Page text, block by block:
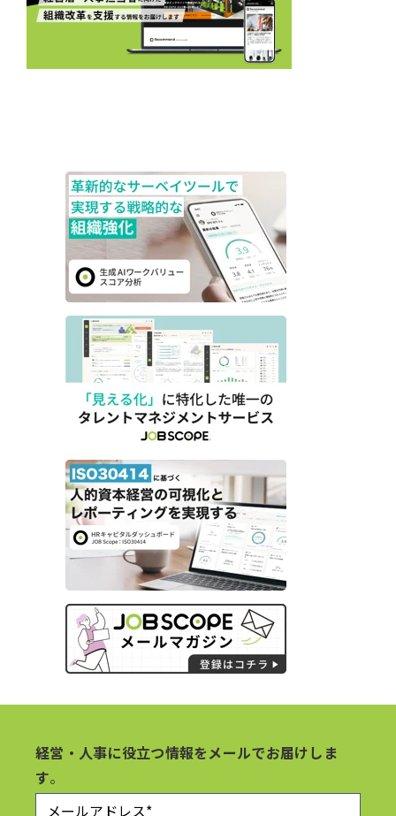
経営・人事に役立つ情報をメールでお届けしま
す。